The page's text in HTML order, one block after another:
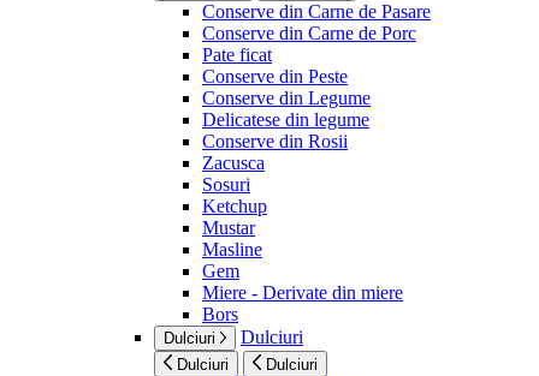
Conserve din Carne de Pasare
Conserve din Carne de Porc
Pate ficat
Conserve din Peste
Conserve din Legume
Delicatese din legume
Conserve din Rosii
Zacusca
Sosuri
Ketchup
Mustar
Masline
Gem
Miere - Derivate din miere
Bors
Dulciuri Dulciuri
Dulciuri Dulciuri